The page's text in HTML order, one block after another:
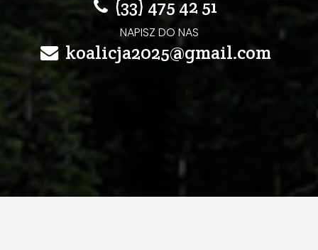
(33) 475 42 51
NAPISZ DO NAS
koalicja2025@gmail.com